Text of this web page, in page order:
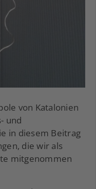
von Katalonien
und
in diesem Beitrag
die wir als
mitgenommen